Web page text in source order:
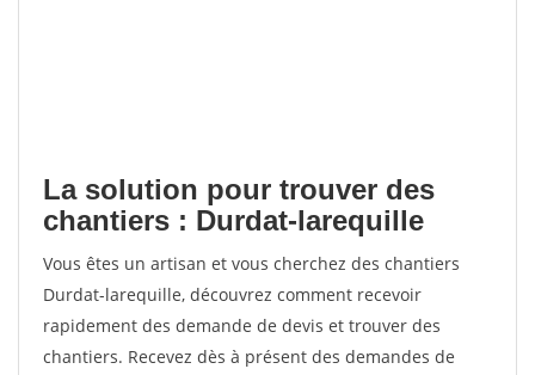
La solution pour trouver des
chantiers : Durdat-larequille
Vous êtes un artisan et vous cherchez des chantiers
Durdat-larequille, découvrez comment recevoir
rapidement des demande de devis et trouver des
chantiers. Recevez dès à présent des demandes de